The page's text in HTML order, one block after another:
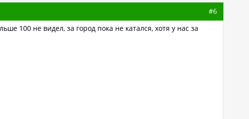
#6
100 не видел, за город пока не катался, хотя у нас за